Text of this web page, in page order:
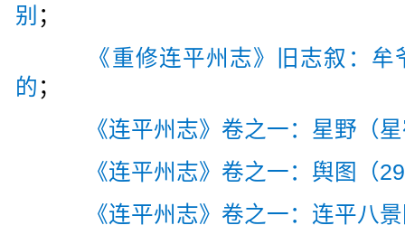
别 ；
《重修连平州志》旧志叙：
的 ；
《连平州志》卷之一：星野（
《连平州志》卷之一：舆图（
《连平州志》卷之一：连平八